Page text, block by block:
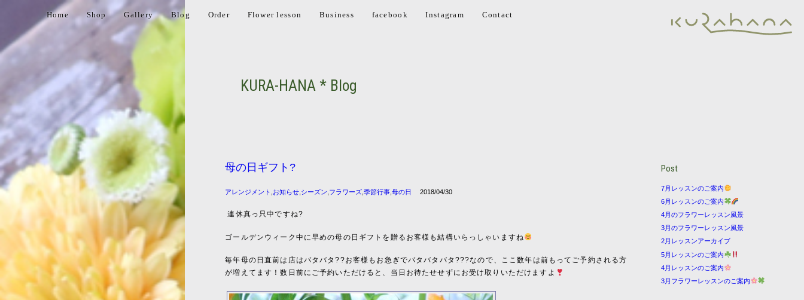
Home Shop Gallery Blog Order Flower lesson Business facebook Instagram Contact
KURA-HANA * Blog
母の日ギフト?
アレンジメント お知らせ シーズン フラワーズ ,季節行事 ,母の日 2018/04/30
連休真っ只中ですね?
ゴールデンウィーク中に早めの母の日ギフトを贈るお客様も結構いらっしゃいますね
毎年母の日直前は店はバタバタ??お客様もお急ぎでバタバタバタ???なので、ここ数年は前もってご予約される方
が増えてます！数日前にご予約いただけると、当日お待たせせずにお受け取りいただけますよ
Post
7月レッスンのご案内
6月レッスンのご案内
4月のフラワーレッスン風景
3月のフラワーレッスン風景
2月レッスンアーカイブ
5月レッスンのご案内
4月レッスンのご案内
3月フラワーレッスンのご案内